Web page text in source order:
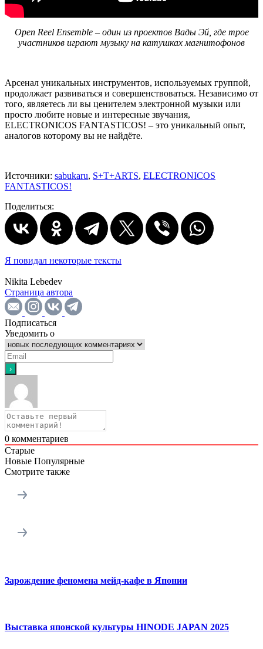
Open Reel Ensemble – один из проектов Вады Эй, где трое
участников играют музыку на катушках магнитофонов
Арсенал уникальных инструментов, используемых группой,
продолжает развиваться и совершенствоваться. Независимо от
того, являетесь ли вы ценителем электронной музыки или
просто любите новые и интересные звучания,
ELECTRONICOS FANTASTICOS! – это уникальный опыт,
аналогов которому вы не найдёте.
Источники: sabukaru, S+T+ARTS, ELECTRONICOS
FANTASTICOS!
Поделиться:
Я повидал некоторые тексты
Nikita Lebedev
Страница автора
Подписаться
Уведомить о
0 комментариев
Старые
Новые Популярные
Смотрите также
Зарождение феномена мейд-кафе в Японии
Выставка японской культуры HINODE JAPAN 2025